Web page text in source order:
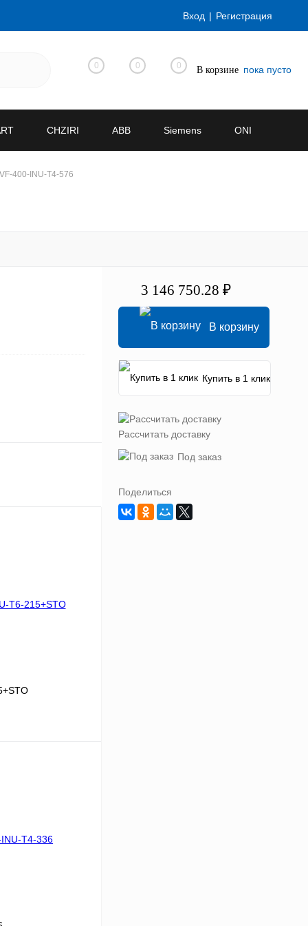
Вход Регистрация
0 0 0 В корзине пока пусто
CHZIRI ABB Siemens ONI
400-INU-T4-576
3 146 750.28 ₽
В корзину
Купить в 1 клик
Рассчитать доставку
Под заказ
Поделиться